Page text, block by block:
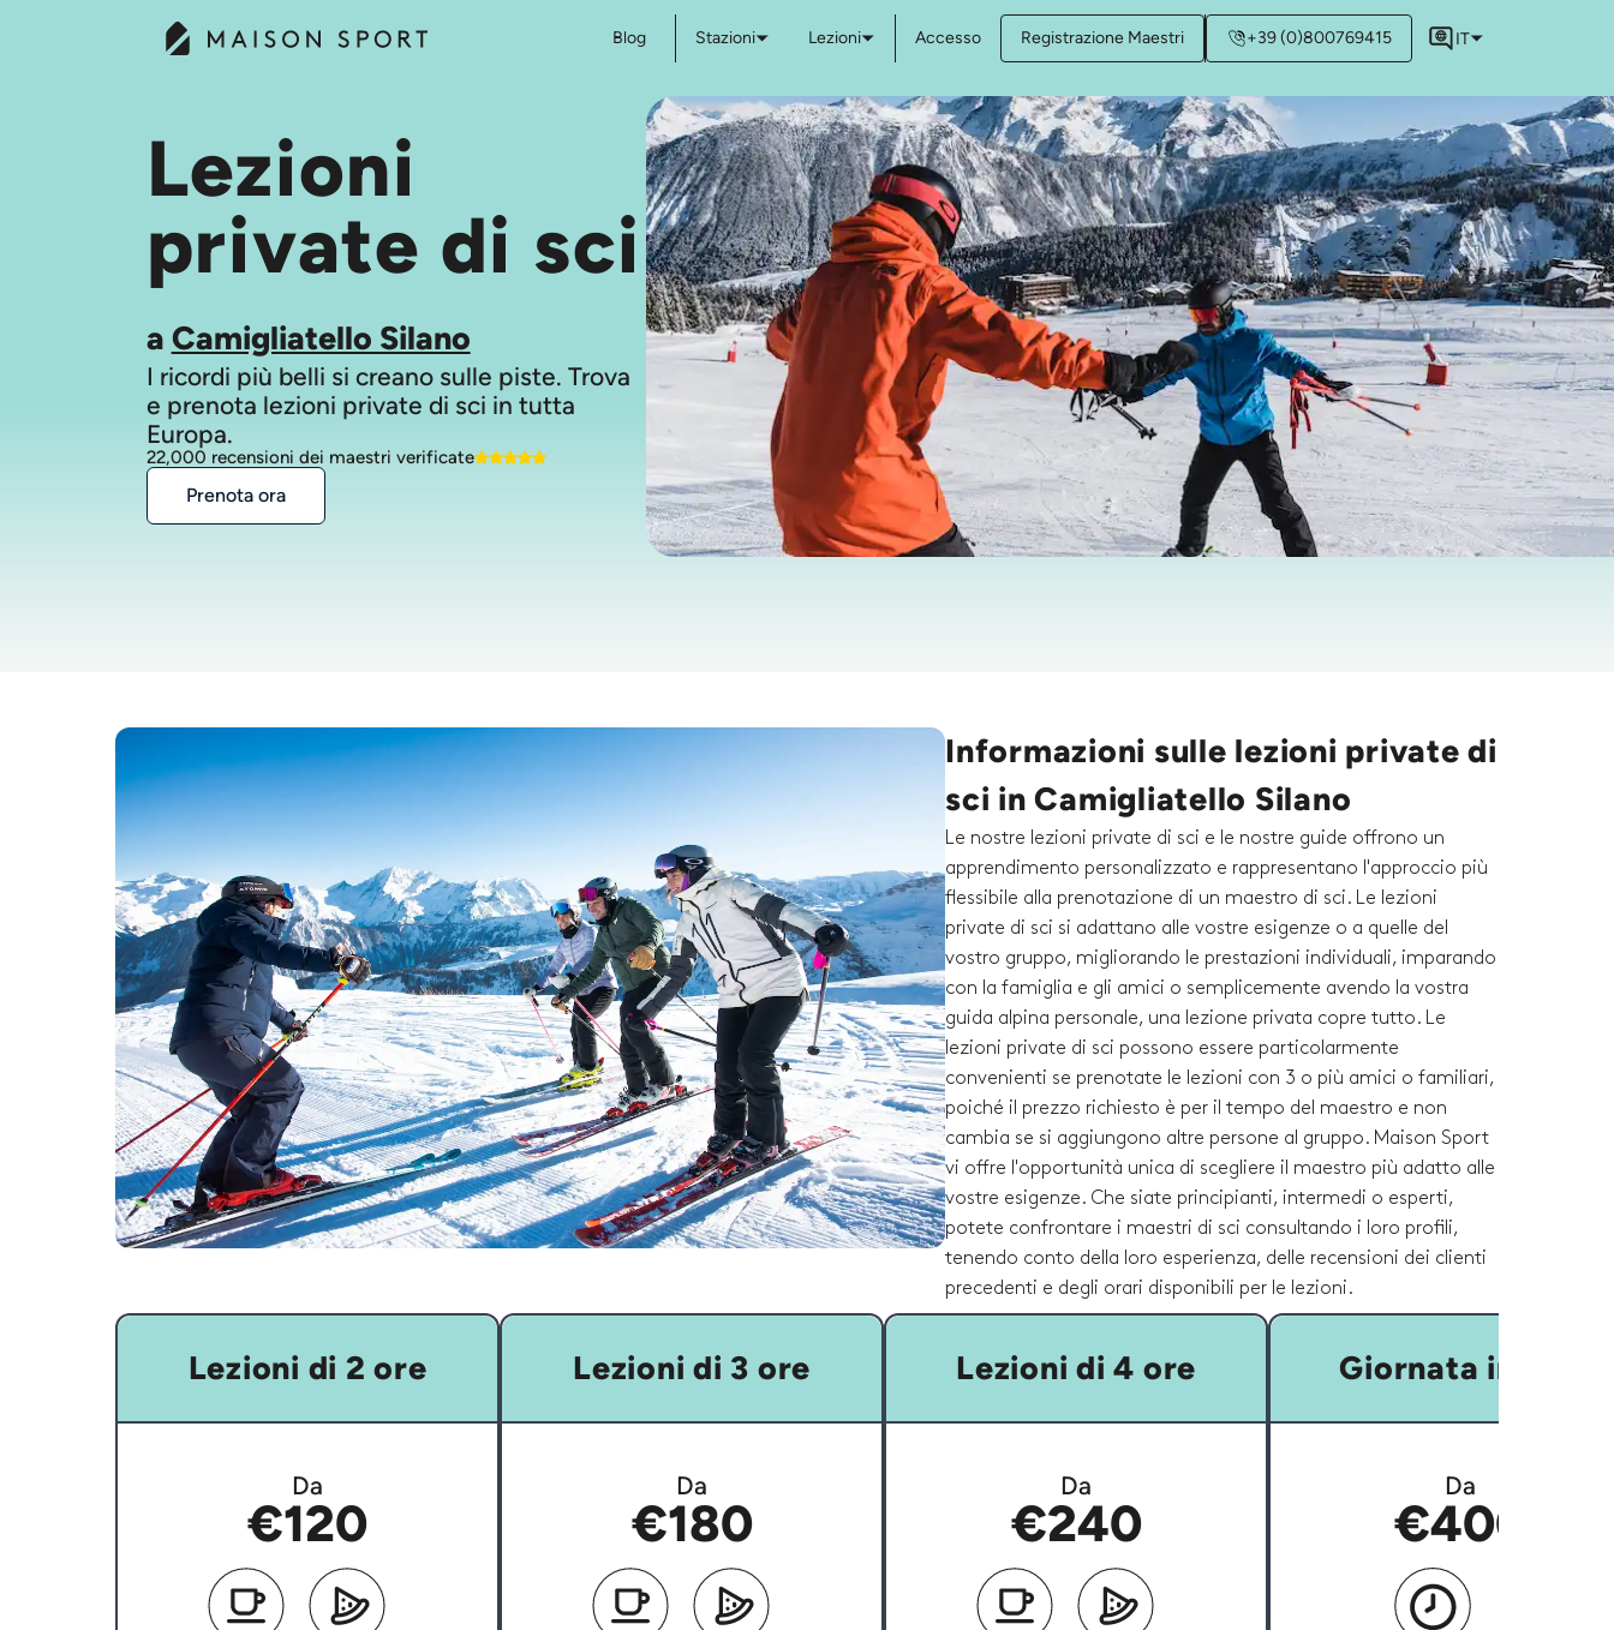
Blog Stazioni Lezioni Accesso Registrazione Maestri +39 (0)800769415 IT
Lezioni
private di sci
a Camigliatello Silano
I ricordi più belli si creano sulle piste. Trova
e prenota lezioni private di sci in tutta
Europa.
22,000 recensioni dei maestri verificate
Prenota ora
Informazioni sulle lezioni private di
sci in Camigliatello Silano
Le nostre lezioni private di sci e le nostre guide offrono un
apprendimento personalizzato e rappresentano l'approccio più
flessibile alla prenotazione di un maestro di sci. Le lezioni
private di sci si adattano alle vostre esigenze o a quelle del
vostro gruppo, migliorando le prestazioni individuali, imparando
con la famiglia e gli amici o semplicemente avendo la vostra
guida alpina personale, una lezione privata copre tutto. Le
lezioni private di sci possono essere particolarmente
convenienti se prenotate le lezioni con 3 o più amici o familiari,
poiché il prezzo richiesto è per il tempo del maestro e non
cambia se si aggiungono altre persone al gruppo. Maison Sport
vi offre l'opportunità unica di scegliere il maestro più adatto alle
vostre esigenze. Che siate principianti, intermedi o esperti,
potete confrontare i maestri di sci consultando i loro profili,
tenendo conto della loro esperienza, delle recensioni dei clienti
precedenti e degli orari disponibili per le lezioni.
Lezioni di 2 ore
Da
€120
Lezioni di 3 ore
Da
€180
Lezioni di 4 ore
Da
€240
Giornata intera
Da
€400